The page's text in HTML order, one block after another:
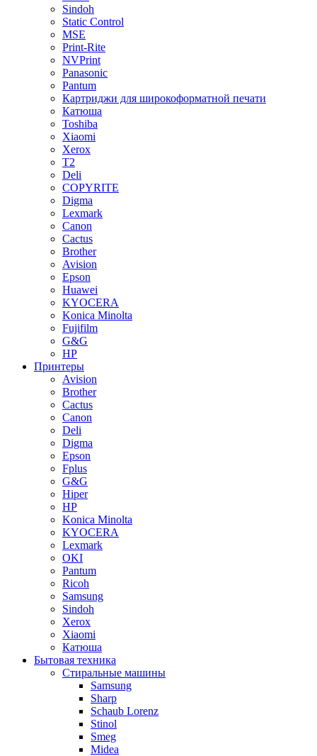
Sindoh
Static Control
MSE
Print-Rite
NVPrint
Panasonic
Pantum
Картриджи для широкоформатной печати
Катюша
Toshiba
Xiaomi
Xerox
T2
Deli
COPYRITE
Digma
Lexmark
Canon
Cactus
Brother
Avision
Epson
Huawei
KYOCERA
Konica Minolta
Fujifilm
G&G
HP
Принтеры
Avision
Brother
Cactus
Canon
Deli
Digma
Epson
Fplus
G&G
Hiper
HP
Konica Minolta
KYOCERA
Lexmark
OKI
Pantum
Ricoh
Samsung
Sindoh
Xerox
Xiaomi
Катюша
Бытовая техника
Стиральные машины
Samsung
Sharp
Schaub Lorenz
Stinol
Smeg
Midea